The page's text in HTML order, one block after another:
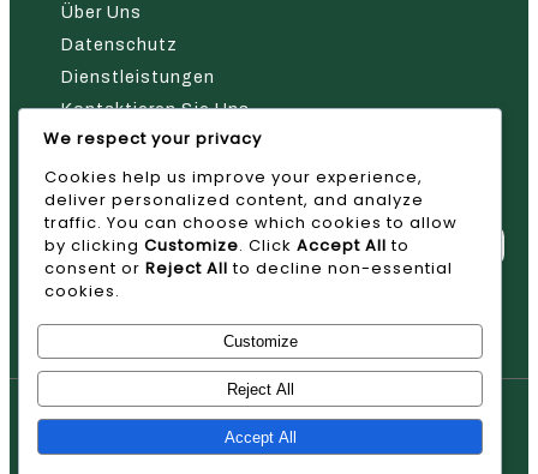
Über Uns
Datenschutz
Dienstleistungen
Kontaktieren Sie Uns
Nehmen Sie Kontakt Mit Uns Auf
© 2026 AVAN
We respect your privacy
Cookies help us improve your experience,
deliver personalized content, and analyze
traffic. You can choose which cookies to allow
by clicking Customize. Click Accept All to
consent or Reject All to decline non-essential
cookies.
Customize
Reject All
Accept All